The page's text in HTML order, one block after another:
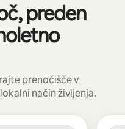
preden
prenočišče v
način življenja.